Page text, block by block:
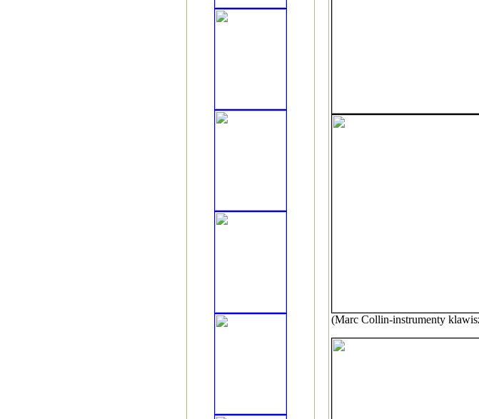
(Marc Collin-instrumenty